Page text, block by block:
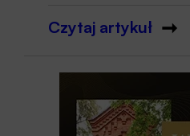
Czytaj artykuł